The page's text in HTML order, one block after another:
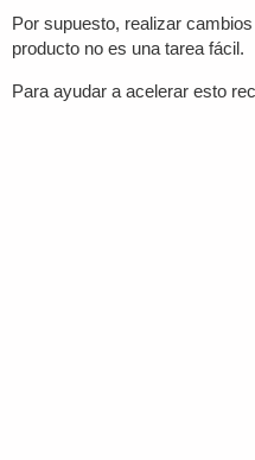
Por supuesto, realizar
producto no es una tarea fácil.
Para ayudar a acelerar esto